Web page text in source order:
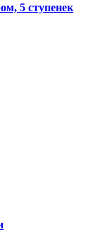
5 ступенек